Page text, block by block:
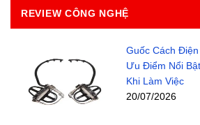
REVIEW CÔNG NGHỆ
Guốc Cách
Ưu Điểm Nổi
Khi Làm Việc
20/07/2026